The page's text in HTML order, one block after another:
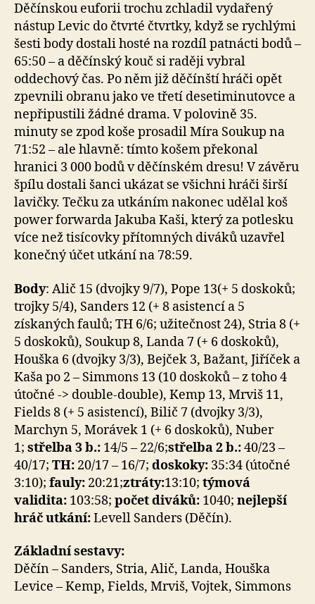
Děčínskou euforii trochu zchladil vydařený
nástup Levic do čtvrté čtvrtky, když se rychlými
šesti body dostali hosté na rozdíl patnácti bodů –
65:50 – a děčínský kouč si raději vybral
oddechový čas. Po něm již děčínští hráči opět
zpevnili obranu jako ve třetí desetiminutovce a
nepřipustili žádné drama. V polovině 35.
minuty se zpod koše prosadil Míra Soukup na
71:52 – ale hlavně: tímto košem překonal
hranici 3 000 bodů v děčínském dresu! V závěru
špílu dostali šanci ukázat se všichni hráči širší
lavičky. Tečku za utkáním nakonec udělal koš
power forwarda Jakuba Kaši, který za potlesku
více než tisícovky přítomných diváků uzavřel
konečný účet utkání na 78:59.
Body: Alič 15 (dvojky 9/7), Pope 13(+ 5 doskoků;
trojky 5/4), Sanders 12 (+ 8 asistencí a 5
získaných faulů; TH 6/6; užitečnost 24), Stria 8 (+
5 doskoků), Soukup 8, Landa 7 (+ 6 doskoků),
Houška 6 (dvojky 3/3), Bejček 3, Bažant, Jiříček a
Kaša po 2 – Simmons 13 (10 doskoků – z toho 4
útočné -> double-double), Kemp 13, Mrviš 11,
Fields 8 (+ 5 asistencí), Bilič 7 (dvojky 3/3),
Marchyn 5, Morávek 1 (+ 6 doskoků), Nuber
1; střelba 3 b.: 14/5 – 22/6;střelba 2 b.:40/23 –
40/17; TH: 20/17 – 16/7; doskoky: 35:34 (útočné
3:10); fauly: 20:21;ztráty:13:10; týmová
validita: 103:58; počet diváků: 1040; nejlepší
hráč utkání:Levell Sanders (Děčín).
Základní sestavy:
Děčín – Sanders, Stria, Alič, Landa, Houška
Levice – Kemp, Fields, Mrviš, Vojtek, Simmons